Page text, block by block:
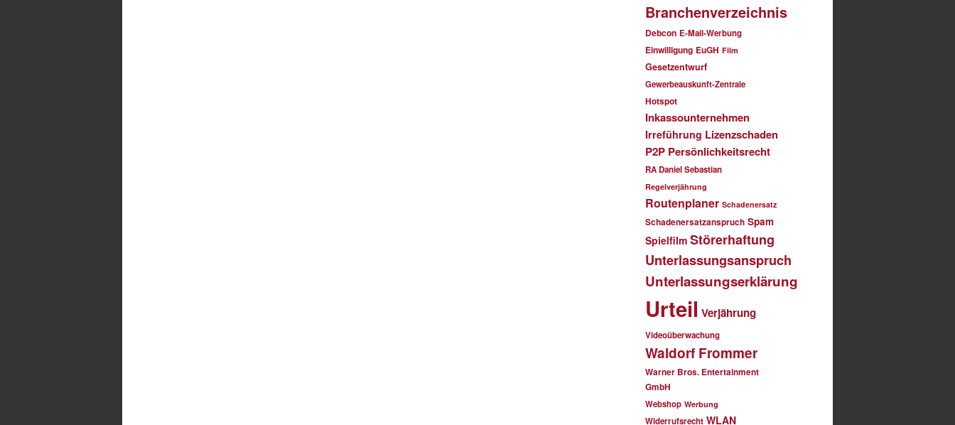
Branchenverzeichnis
Debcon E-Mail-Werbung
Einwilligung EuGH Film
Gesetzentwurf
Gewerbeauskunft-Zentrale
Hotspot
Inkassounternehmen
Irreführung Lizenzschaden
P2P Persönlichkeitsrecht
RA Daniel Sebastian
Regelverjährung
Routenplaner Schadenersatz
Schadenersatzanspruch Spam
Spielfilm Störerhaftung
Unterlassungsanspruch
Unterlassungserklärung
Urteil Verjährung
Videoüberwachung
Waldorf Frommer
Warner Bros. Entertainment
GmbH
Webshop Werbung
Widerrufsrecht WLAN